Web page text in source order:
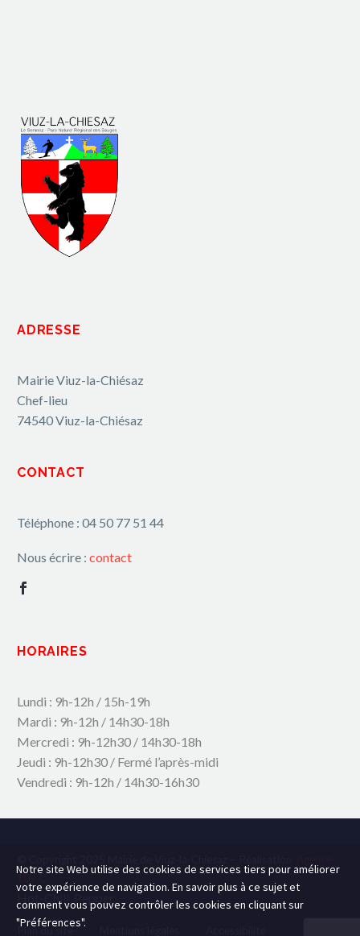
ADRESSE
Mairie Viuz-la-Chiésaz
Chef-lieu
74540 Viuz-la-Chiésaz
CONTACT
Téléphone : 04 50 77 51 44
Nous écrire : contact
HORAIRES
Lundi : 9h-12h / 15h-19h
Mardi : 9h-12h / 14h30-18h
Mercredi : 9h-12h30 / 14h30-18h
Jeudi : 9h-12h30 / Fermé l’après-midi
Vendredi : 9h-12h / 14h30-16h30
109.C
Hot-Chili_Pepper
Plan du site
Notre site Web utilise des cookies de services tiers pour améliorer
votre expérience de navigation. En savoir plus à ce sujet et
comment vous pouvez contrôler les cookies en cliquant sur
"Préférences".